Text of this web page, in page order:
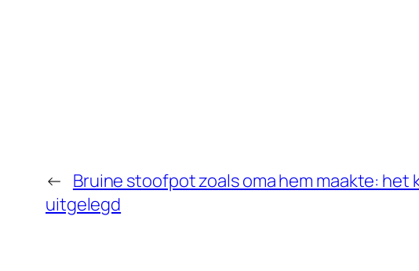
← Bruine stoofpot zoals oma hem maakte: het
uitgelegd